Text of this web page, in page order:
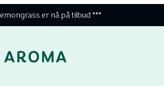
er nå på tilbud ***